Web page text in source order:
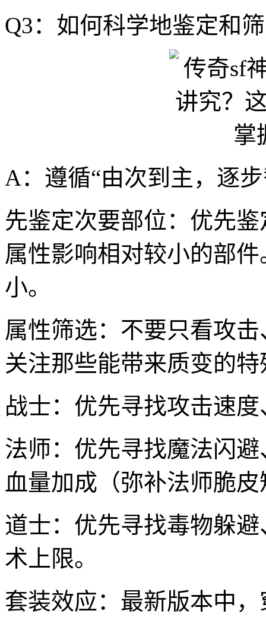
Q3：如何科学地鉴定和
A：遵循“由次到主，逐
先鉴定次要部位：优先
属性影响相对较小的部
小。
属性筛选：不要只看攻
关注那些能带来质变的
战士：优先寻找攻击速
法师：优先寻找魔法闪
血量加成（弥补法师脆
道士：优先寻找毒物躲
术上限。
套装效应：最新版本中